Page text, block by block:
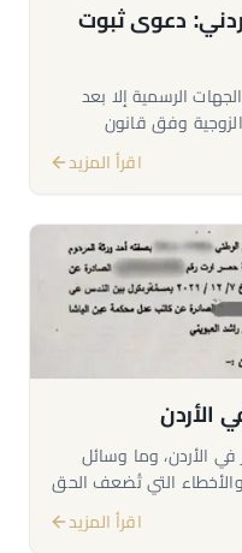
دعوى ثبوت
الرسمية إلا بعد
وفق قانون
الأحوال الشخصية الأردني رقم 15 لسنة 2019، وما يترتب عليها
اقرأ المزيد
الأردن
الأردن، وما وسائل
والأخطاء التي تُضعف الحق
اقرأ المزيد